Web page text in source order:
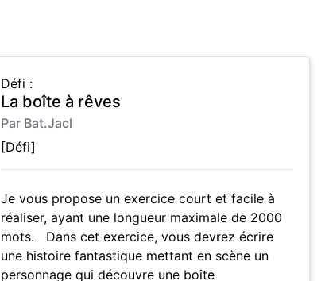
Défi :
La boîte à rêves
Par Bat.Jacl
[Défi]
Je vous propose un exercice court et facile à
réaliser, ayant une longueur maximale de 2000
mots. Dans cet exercice, vous devrez écrire
une histoire fantastique mettant en scène un
personnage qui découvre une boîte